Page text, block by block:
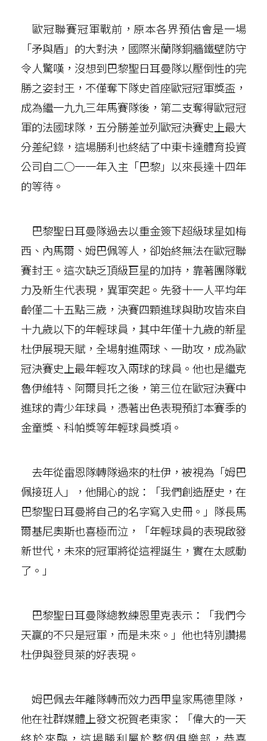
歐冠聯賽冠軍戰前，原本各界預估會是一場
「矛與盾」的大對決，國際米蘭隊銅牆鐵壁防守
令人驚嘆，沒想到巴黎聖日耳曼隊以壓倒性的完
勝之姿封王，不僅奪下隊史首座歐冠冠軍獎盃，
成為繼一九九三年馬賽隊後，第二支奪得歐冠冠
軍的法國球隊，五分勝差並列歐冠決賽史上最大
分差紀錄，這場勝利也終結了中東卡達體育投資
公司自二○一一年入主「巴黎」以來長達十四年
的等待。
巴黎聖日耳曼隊過去以重金簽下超級球星如梅
西、內馬爾、姆巴佩等人，卻始終無法在歐冠聯
賽封王。這次缺乏頂級巨星的加持，靠著團隊戰
力及新生代表現，異軍突起。先發十一人平均年
齡僅二十五點三歲，決賽四顆進球與助攻皆來自
十九歲以下的年輕球員，其中年僅十九歲的新星
杜伊展現天賦，全場射進兩球、一助攻，成為歐
冠決賽史上最年輕攻入兩球的球員。他也是繼克
魯伊維特、阿爾貝托之後，第三位在歐冠決賽中
進球的青少年球員，憑著出色表現預訂本賽季的
金童獎、科帕獎等年輕球員獎項。
去年從雷恩隊轉隊過來的杜伊，被視為「姆巴
佩接班人」，他開心的說：「我們創造歷史，在
巴黎聖日耳曼將自己的名字寫入史冊。」隊長馬
爾基尼奧斯也喜極而泣，「年輕球員的表現啟發
新世代，未來的冠軍將從這裡誕生，實在太感動
了。」
巴黎聖日耳曼隊總教練恩里克表示：「我們今
天贏的不只是冠軍，而是未來。」他也特別讚揚
杜伊與登貝萊的好表現。
姆巴佩去年離隊轉而效力西甲皇家馬德里隊，
他在社群媒體上發文祝賀老東家：「偉大的一天